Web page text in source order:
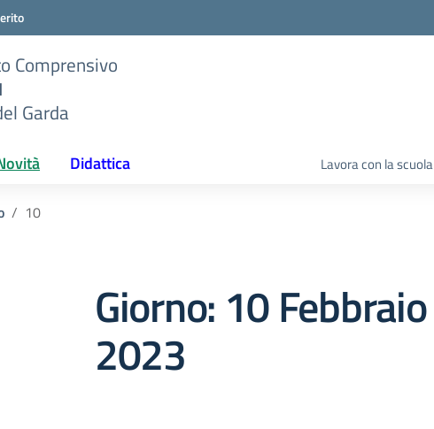
Comprensivo
Garda
Didattica Lavora con la scuola
10
Giorno: 10 Febbraio
2023